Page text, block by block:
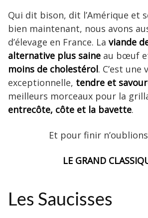
Qui dit bison, dit l’Amérique et
bien maintenant, nous avons
d’élevage en France. La viande
alternative plus saine au bœuf
moins de cholestérol. C’est une
exceptionnelle, tendre et
meilleurs morceaux pour la
entrecôte, côte et la bavette.
Et pour finir
LE GRAND
Les Saucisses